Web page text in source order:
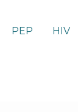
PEP HIV